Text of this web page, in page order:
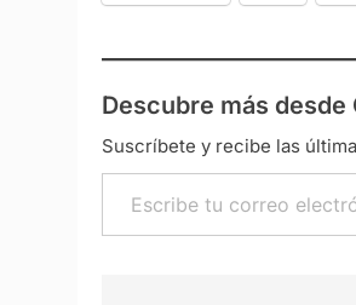
Descubre más
Suscríbete y recibe las
Escribe tu correo